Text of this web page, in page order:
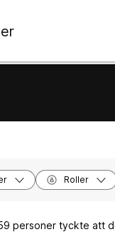
Roller
personer tyckte att